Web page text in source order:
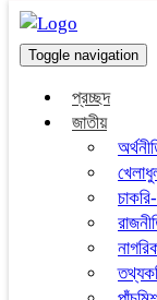
Toggle navigation
প্রচ্ছদ
জাতীয়